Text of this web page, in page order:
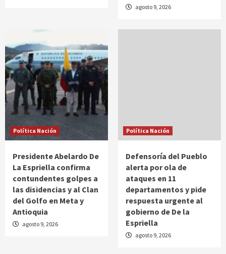
agosto 9, 2026
Política Nación
Presidente Abelardo De
La Espriella confirma
contundentes golpes a
las disidencias y al Clan
del Golfo en Meta y
Antioquia
agosto 9, 2026
Política Nación
Defensoría del Pueblo
alerta por ola de
ataques en 11
departamentos y pide
respuesta urgente al
gobierno de De la
Espriella
agosto 9, 2026